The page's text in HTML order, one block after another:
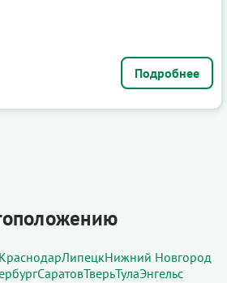
Подробнее
КраснодарЛипецкНижний Новгород
СаратовТверьТулаЭнгельс